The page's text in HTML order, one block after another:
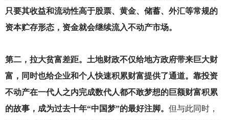
只要其收益和流动性高于股票、黄金、储蓄、外汇等常规的
资本贮存形态，资金就会继续流入不动产市场。
第二，拉大贫富差距。土地财政不仅给地方政府带来巨大财
富，同时也给企业和个人快速积累财富提供了通道。靠投资
不动产在一代人之内完成数代人都不敢梦想的巨额财富积累
的故事，成为过去十年“中国梦”的最好注脚。 但与此同时，